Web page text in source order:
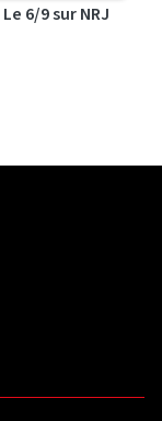
Le 6/9 sur NRJ